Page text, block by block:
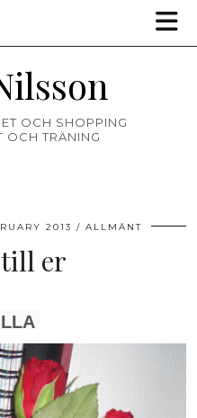
OCH SHOPPING
OCH TRÄNING
2013 ALLMÄNT
er